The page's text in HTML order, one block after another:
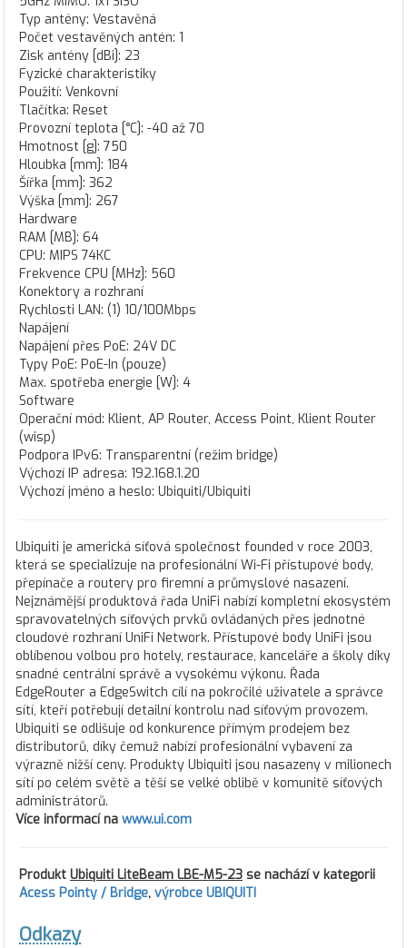
Typ antény: Vestavěná
Počet vestavěných antén: 1
Zisk antény [dBi]: 23
Fyzické charakteristiky
Použití: Venkovní
Tlačítka: Reset
Provozní teplota [°C]: -40 až 70
Hmotnost [g]: 750
Hloubka [mm]: 184
Šířka [mm]: 362
Výška [mm]: 267
Hardware
RAM [MB]: 64
CPU: MIPS 74KC
Frekvence CPU [MHz]: 560
Konektory a rozhraní
Rychlosti LAN: (1) 10/100Mbps
Napájení
Napájení přes PoE: 24V DC
Typy PoE: PoE-In (pouze)
Max. spotřeba energie [W]: 4
Software
Operační mód: Klient, AP Router, Access Point, Klient Router
(wisp)
Podpora IPv6: Transparentní (režim bridge)
Výchozí IP adresa: 192.168.1.20
Výchozí jméno a heslo: Ubiquiti/Ubiquiti
Ubiquiti je americká síťová společnost founded v roce 2003,
která se specializuje na profesionální Wi-Fi přístupové body,
přepínače a routery pro firemní a průmyslové nasazení.
Nejznámější produktová řada UniFi nabízí kompletní ekosystém
spravovatelných síťových prvků ovládaných přes jednotné
cloudové rozhraní UniFi Network. Přístupové body UniFi jsou
oblíbenou volbou pro hotely, restaurace, kanceláře a školy díky
snadné centrální správě a vysokému výkonu. Řada
EdgeRouter a EdgeSwitch cílí na pokročilé uživatele a správce
sítí, kteří potřebují detailní kontrolu nad síťovým provozem.
Ubiquiti se odlišuje od konkurence přímým prodejem bez
distributorů, díky čemuž nabízí profesionální vybavení za
výrazně nižší ceny. Produkty Ubiquiti jsou nasazeny v milionech
sítí po celém světě a těší se velké oblibě v komunitě síťových
administrátorů.
Více informací na www.ui.com
Produkt Ubiquiti LiteBeam LBE-M5-23 se nachází v kategorii
Acess Pointy / Bridge, výrobce UBIQUITI
Odkazy